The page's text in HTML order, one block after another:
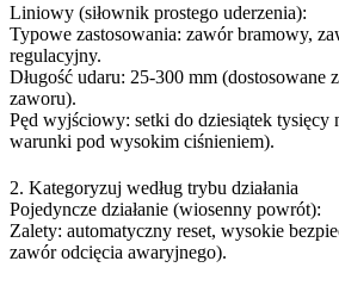
Liniowy (siłownik prostego uderzenia):
Typowe zastosowania: zawór bramowy,
regulacyjny.
Długość udaru: 25-300 mm (dostosowane
zaworu).
Pęd wyjściowy: setki do dziesiątek tysięcy
warunki pod wysokim ciśnieniem).
2. Kategoryzuj według trybu działania
Pojedyncze działanie (wiosenny powrót):
Zalety: automatyczny reset, wysokie
zawór odcięcia awaryjnego).